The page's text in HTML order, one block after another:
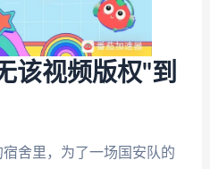
该视频版权"到
舍里，为了一场国安队的